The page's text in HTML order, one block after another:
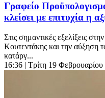
Γραφείο
κλείσει με επιτυχία η
Στις σημαντικές εξελίξεις
Κουτεντάκης και την αύξηση
κατάργ...
16:36 | Τρίτη 19